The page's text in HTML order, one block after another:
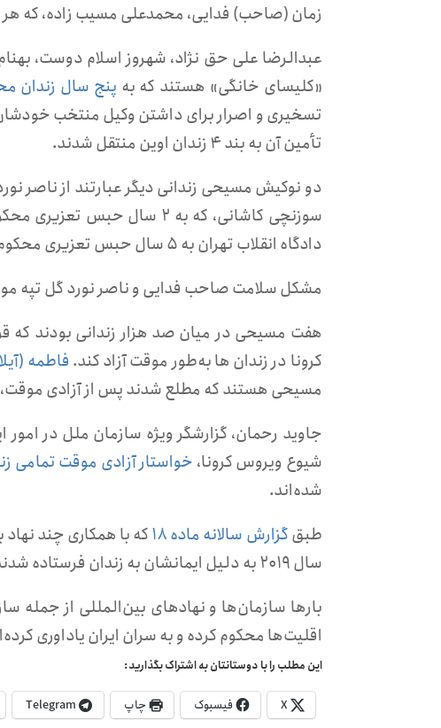
زمان (صاحب) فدایی، محمدعلی مسیب زاده، که
عبدالرضا علی حق نژاد، شهروز اسلام دوست،
«کلیسای خانگی» هستند که به پنج سال زندان
تسخیری و اصرار برای داشتن وکیل منتخب
تأمین آن به بند ۴ زندان اوین منتقل شدند.
دو نوکیش مسیحی زندانی دیگر عبارتند از ناصر
دادگاه انقلاب تهران به ۵ سال حبس تعزیری محکوم شده بود.
مشکل سلامت صاحب فدایی و ناصر نورد گل تپه
هفت مسیحی در میان صد هزار زندانی بودند که
کرونا در زندان ها به‌طور موقت آزاد کند. فاطمه
مسیحی هستند که مطلع شدند پس از آزادی موقت،
جاوید رحمان، گزارشگر ویژه سازمان ملل در
شیوع ویروس کرونا، خواستار آزادی موقت تمامی
شده‌اند.
طبقگزارش سالانه ماده ۱۸
سال ۲۰۱۹ به دلیل ایمانشان به زندان فرستاده شدند.
بارها سازمان‌ها و نهادهای بین‌المللی از
اقلیت‌ها محکوم کرده و به سران ایران یاداوری
این مطلب را با دوستانتان به اشتراک بگذارید:
X فیسبوک چاپ Telegram